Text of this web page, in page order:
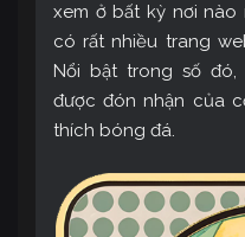
xem ở bất kỳ nơi nào
có rất nhiều trang
Nổi bật trong số đó,
được đón nhận của
thích bóng đá.